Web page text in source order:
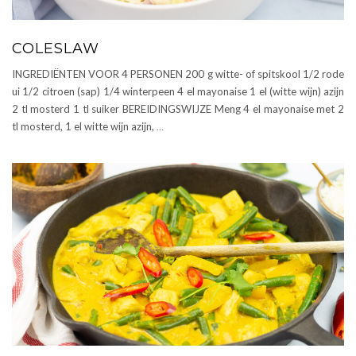
COLESLAW
INGREDIËNTEN VOOR 4 PERSONEN 200 g witte- of spitskool 1/2 rode
ui 1/2 citroen (sap) 1/4 winterpeen 4 el mayonaise 1 el (witte wijn) azijn
2 tl mosterd 1 tl suiker BEREIDINGSWIJZE Meng 4 el mayonaise met 2
tl mosterd, 1 el witte wijn azijn, …